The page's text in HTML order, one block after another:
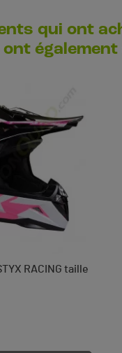
qui ont
également
RACING taille